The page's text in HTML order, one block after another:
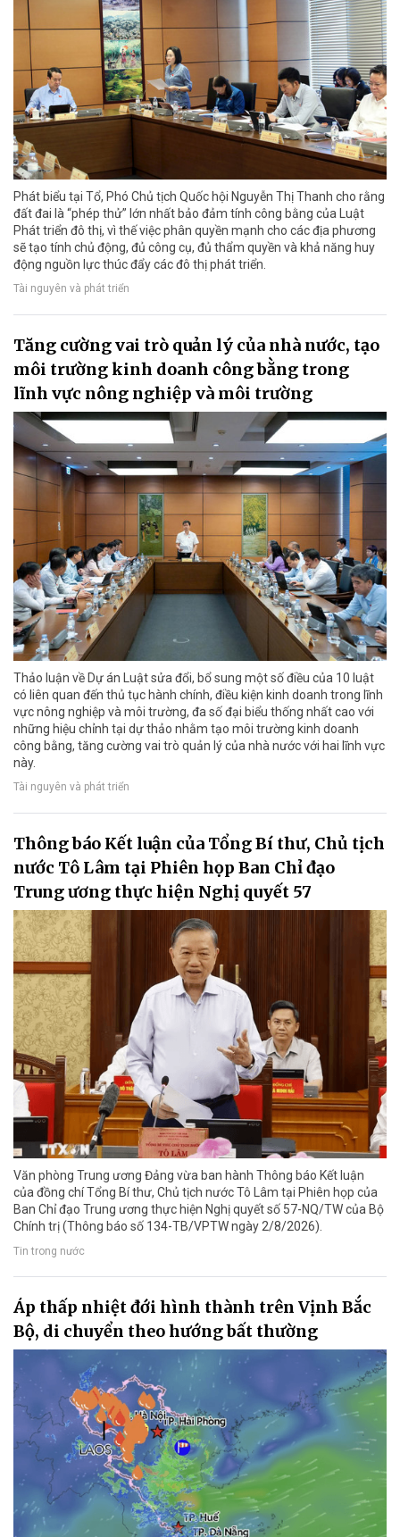
Phát biểu tại Tổ, Phó Chủ tịch Quốc hội Nguyễn Thị Thanh cho rằng
đất đai là “phép thử” lớn nhất bảo đảm tính công bằng của Luật
Phát triển đô thị, vì thế việc phân quyền mạnh cho các địa phương
sẽ tạo tính chủ động, đủ công cụ, đủ thẩm quyền và khả năng huy
động nguồn lực thúc đẩy các đô thị phát triển.
Tài nguyên và phát triển
Tăng cường vai trò quản lý của nhà nước, tạo
môi trường kinh doanh công bằng trong
lĩnh vực nông nghiệp và môi trường
Thảo luận về Dự án Luật sửa đổi, bổ sung một số điều của 10 luật
có liên quan đến thủ tục hành chính, điều kiện kinh doanh trong lĩnh
vực nông nghiệp và môi trường, đa số đại biểu thống nhất cao với
những hiệu chỉnh tại dự thảo nhằm tạo môi trường kinh doanh
công bằng, tăng cường vai trò quản lý của nhà nước với hai lĩnh vực
này.
Tài nguyên và phát triển
Thông báo Kết luận của Tổng Bí thư, Chủ tịch
nước Tô Lâm tại Phiên họp Ban Chỉ đạo
Trung ương thực hiện Nghị quyết 57
Văn phòng Trung ương Đảng vừa ban hành Thông báo Kết luận
của đồng chí Tổng Bí thư, Chủ tịch nước Tô Lâm tại Phiên họp của
Ban Chỉ đạo Trung ương thực hiện Nghị quyết số 57-NQ/TW của Bộ
Chính trị (Thông báo số 134-TB/VPTW ngày 2/8/2026).
Tin trong nước
Áp thấp nhiệt đới hình thành trên Vịnh Bắc
Bộ, di chuyển theo hướng bất thường